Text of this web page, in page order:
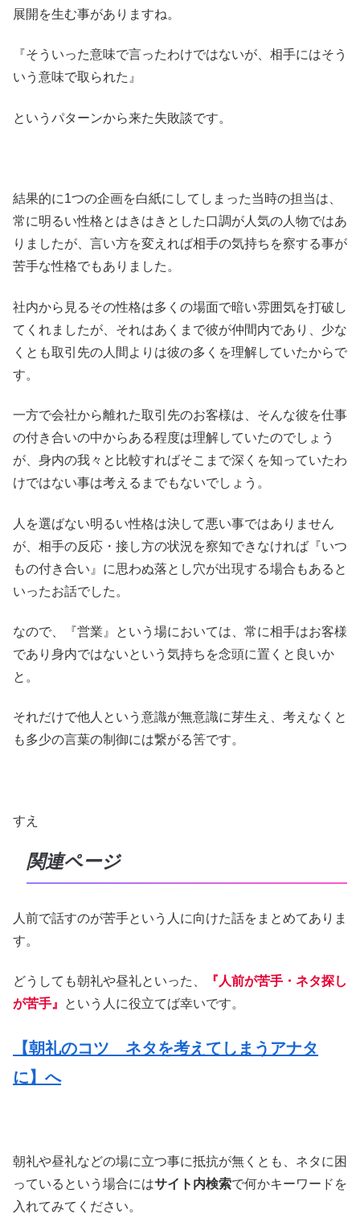
展開を生む事がありますね。
『そういった意味で言ったわけではないが、相手にはそう
いう意味で取られた』
というパターンから来た失敗談です。
結果的に1つの企画を白紙にしてしまった当時の担当は、
常に明るい性格とはきはきとした口調が人気の人物ではあ
りましたが、言い方を変えれば相手の気持ちを察する事が
苦手な性格でもありました。
社内から見るその性格は多くの場面で暗い雰囲気を打破し
てくれましたが、それはあくまで彼が仲間内であり、少な
くとも取引先の人間よりは彼の多くを理解していたからで
す。
一方で会社から離れた取引先のお客様は、そんな彼を仕事
の付き合いの中からある程度は理解していたのでしょう
が、身内の我々と比較すればそこまで深くを知っていたわ
けではない事は考えるまでもないでしょう。
人を選ばない明るい性格は決して悪い事ではありません
が、相手の反応・接し方の状況を察知できなければ『いつ
もの付き合い』に思わぬ落とし穴が出現する場合もあると
いったお話でした。
なので、『営業』という場においては、常に相手はお客様
であり身内ではないという気持ちを念頭に置くと良いか
と。
それだけで他人という意識が無意識に芽生え、考えなくと
も多少の言葉の制御には繋がる筈です。
すえ
関連ページ
人前で話すのが苦手という人に向けた話をまとめてありま
す。
どうしても朝礼や昼礼といった、
『人前が苦手・ネタ探し
が苦手』
という人に役立てば幸いです。
【朝礼のコツ ネタを考えてしまうアナタ
に】へ
朝礼や昼礼などの場に立つ事に抵抗が無くとも、ネタに困
っているという場合にはサイト内検索で何かキーワードを
入れてみてください。